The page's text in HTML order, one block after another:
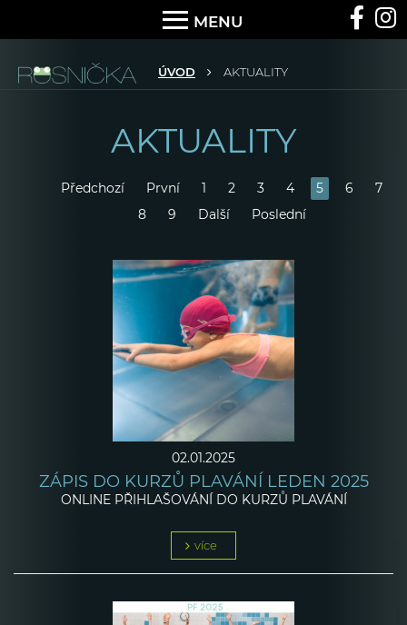
MENU
ÚVOD AKTUALITY
AKTUALITY
Předchozí První 1 2 3 4 5 6
7
8
9 Další Poslední
02.01.2025
ZÁPIS DO KURZŮ PLAVÁNÍ LEDEN 2025
ONLINE PŘIHLAŠOVÁNÍ DO KURZŮ PLAVÁNÍ
více